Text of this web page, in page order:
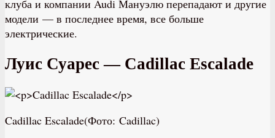
клуба и компании Audi Мануэлю перепадают и другие
модели — в последнее время, все больше
электрические.
Луис Суарес — Cadillac Escalade
Cadillac Escalade(Фото: Cadillac)